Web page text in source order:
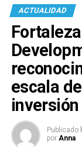
ACTUALIDAD
escala
inversión
Publicado
por Anna